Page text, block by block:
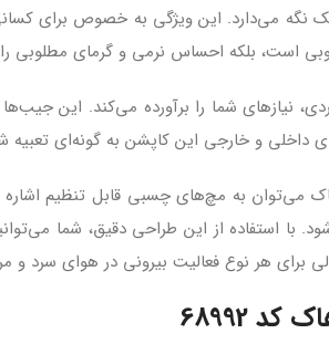
می‌دارد. این ویژگی به خصوص برای
نیازهای شما را برآورده می‌کند. این
و خارجی این کاپشن به گونه‌ای تعبیه
می‌توان به مچ‌های چسبی قابل تنظیم اشاره
با استفاده از این طراحی دقیق، شما
برای هر نوع فعالیت بیرونی در هوای سرد
68992